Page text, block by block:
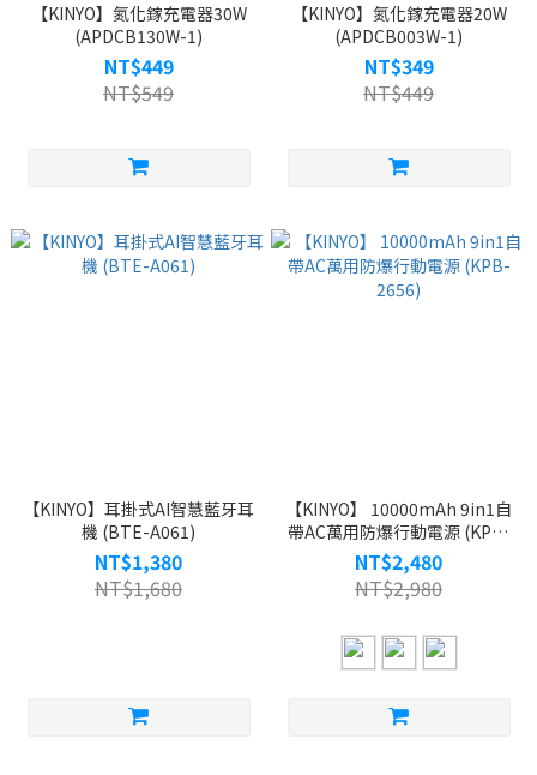
【KINYO】氮化鎵充電器30W
(APDCB130W-1)
NT$449
NT$549
【KINYO】氮化鎵充電器20W
(APDCB003W-1)
NT$349
NT$449
【KINYO】耳掛式AI智慧藍牙耳
機 (BTE-A061)
NT$1,380
NT$1,680
【KINYO】 10000mAh 9in1自
帶AC萬用防爆行動電源 (KPB-
2656)
NT$2,480
NT$2,980